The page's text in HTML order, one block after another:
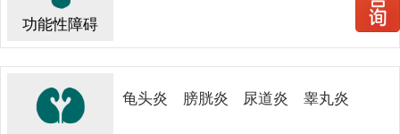
功能性障碍
龟头炎 膀胱炎 尿道炎 睾丸炎